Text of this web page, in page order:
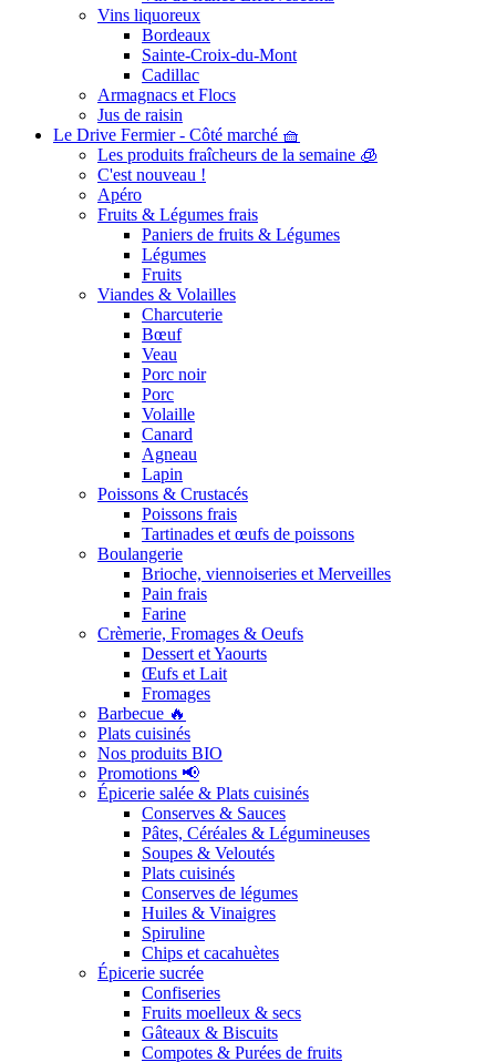
Vins liquoreux
Bordeaux
Sainte-Croix-du-Mont
Cadillac
Armagnacs et Flocs
Jus de raisin
Le Drive Fermier - Côté marché 🧺
Les produits fraîcheurs de la semaine 🧊
C'est nouveau !
Apéro
Fruits & Légumes frais
Paniers de fruits & Légumes
Légumes
Fruits
Viandes & Volailles
Charcuterie
Bœuf
Veau
Porc noir
Porc
Volaille
Canard
Agneau
Lapin
Poissons & Crustacés
Poissons frais
Tartinades et œufs de poissons
Boulangerie
Brioche, viennoiseries et Merveilles
Pain frais
Farine
Crèmerie, Fromages & Oeufs
Dessert et Yaourts
Œufs et Lait
Fromages
Barbecue 🔥
Plats cuisinés
Nos produits BIO
Promotions 📢
Épicerie salée & Plats cuisinés
Conserves & Sauces
Pâtes, Céréales & Légumineuses
Soupes & Veloutés
Plats cuisinés
Conserves de légumes
Huiles & Vinaigres
Spiruline
Chips et cacahuètes
Épicerie sucrée
Confiseries
Fruits moelleux & secs
Gâteaux & Biscuits
Compotes & Purées de fruits